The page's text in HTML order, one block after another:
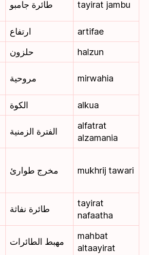
طائرة جامبو tayirat jambu
ارتفاع
artifae
حلزون
halzun
مروحية mirwahia
الكوة
alkua
الفترة الزمنية
alfatrat
alzamania
مخرج طوارئ mukhrij tawari
طائرة نفاثة
tayirat
nafaatha
مهبط الطائرات
mahbat
altaayirat